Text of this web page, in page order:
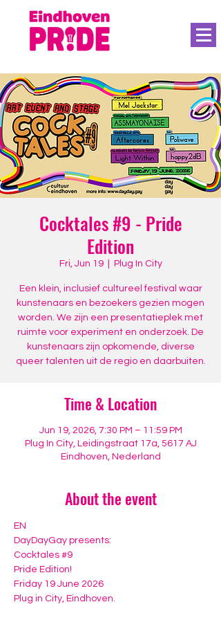
Cocktales #9 - Pride
Edition
Fri, Jun 19
  |
Plug In City
Een klein, inclusief cultureel festival waar
kunstenaars en bezoekers gezien mogen
worden. We zijn een presentatieplek met
ruimte voor experiment en onderzoek. De
kunstenaars zijn opkomende, diverse
queer talenten uit de regio en daarbuiten.
Time & Location
Jun 19, 2026, 7:30 PM – 11:59 PM
Plug In City, Leidingstraat 17a, 5617 AJ
Eindhoven, Nederland
About the event
EN
DayDayGay presents:
Cocktales #9
Pride Edition!
Friday 19 June 2026
Plug in City, Eindhoven.